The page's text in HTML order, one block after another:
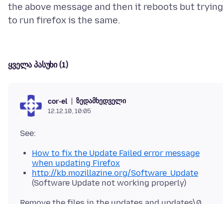
the above message and then it reboots but trying
ყველა პასუხი (1)
cor-el ზედამხედველი
12.12.10, 10:05
How to fix the Update Failed error message
when updating Firefox
http://kb.mozillazine.org/Software_Update
(Software Update not working properly)